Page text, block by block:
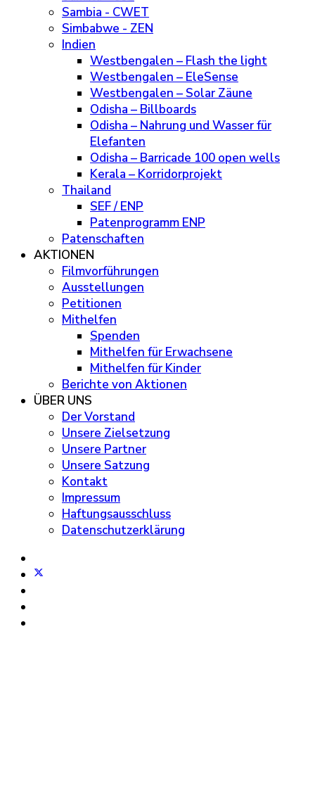
Sambia - CWET
Simbabwe - ZEN
Indien
Westbengalen – Flash the light
Westbengalen – EleSense
Westbengalen – Solar Zäune
Odisha – Billboards
Odisha – Nahrung und Wasser für
Elefanten
Odisha – Barricade 100 open wells
Kerala – Korridorprojekt
Thailand
SEF / ENP
Patenprogramm ENP
Patenschaften
AKTIONEN
Filmvorführungen
Ausstellungen
Petitionen
Mithelfen
Spenden
Mithelfen für Erwachsene
Mithelfen für Kinder
Berichte von Aktionen
ÜBER UNS
Der Vorstand
Unsere Zielsetzung
Unsere Partner
Unsere Satzung
Kontakt
Impressum
Haftungsausschluss
Datenschutzerklärung